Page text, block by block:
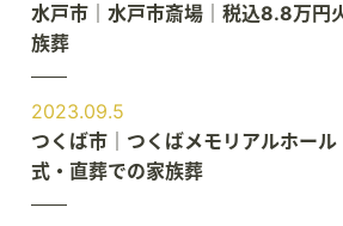
水戸市｜水戸市斎場｜税込8.8万円
族葬
2023.09.5
つくば市｜つくばメモリアルホー
式・直葬での家族葬